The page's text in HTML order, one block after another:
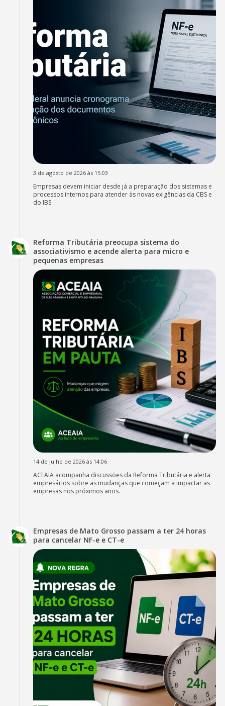
3 de agosto de 2026 às 15:03
Empresas devem iniciar desde já a preparação dos sistemas e
processos internos para atender às novas exigências da CBS e
do IBS
Reforma Tributária preocupa sistema do
associativismo e acende alerta para micro e
pequenas empresas
14 de julho de 2026 às 14:06
ACEAIA acompanha discussões da Reforma Tributária e alerta
empresários sobre as mudanças que começam a impactar as
empresas nos próximos anos.
Empresas de Mato Grosso passam a ter 24 horas
para cancelar NF-e e CT-e